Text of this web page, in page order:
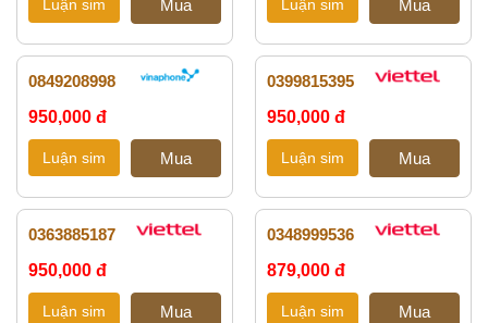
0849208998
950,000 đ
0399815395
950,000 đ
0363885187
950,000 đ
0348999536
879,000 đ